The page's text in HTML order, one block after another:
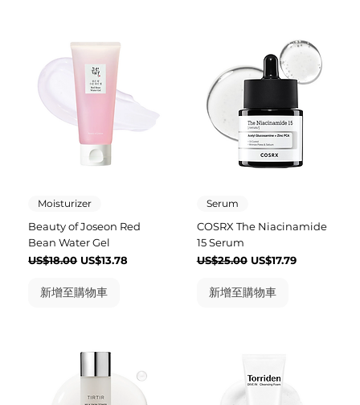
Moisturizer
Beauty of Joseon Red
Bean Water Gel
一般價格
US$18.00 促銷價格
US$13.78
新增至購物車
Serum
COSRX The Niacinamide
15 Serum
一般價格
US$25.00 促銷價格
US$17.79
新增至購物車